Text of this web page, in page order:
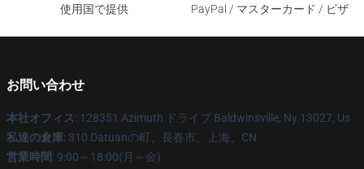
使用国で提供
PayPal / マスターカード / ビザ
お問い合わせ
本社オフィス: 128351 Azimuth ドライブ Baldwinsville, Ny 13027, Us
私達の倉庫: 310 Datuanの町、長春市、上海、CN
営業時間: 9:00～18:00(月～金)